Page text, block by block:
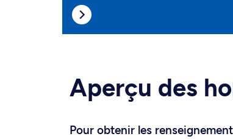
Aperçu des
Pour obtenir les